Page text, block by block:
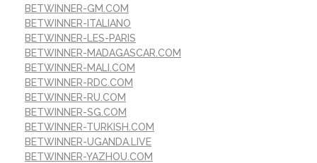
BETWINNER-GM.COM
BETWINNER-ITALIANO
BETWINNER-LES-PARIS
BETWINNER-MADAGASCAR.COM
BETWINNER-MALI.COM
BETWINNER-RDC.COM
BETWINNER-RU.COM
BETWINNER-SG.COM
BETWINNER-TURKISH.COM
BETWINNER-UGANDA.LIVE
BETWINNER-YAZHOU.COM